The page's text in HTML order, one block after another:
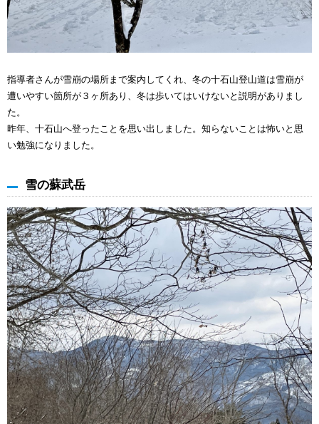
指導者さんが雪崩の場所まで案内してくれ、冬の十石山登山道は雪崩が
遭いやすい箇所が３ヶ所あり、冬は歩いてはいけないと説明がありまし
た。
昨年、十石山へ登ったことを思い出しました。知らないことは怖いと思
い勉強になりました。
雪の蘇武岳